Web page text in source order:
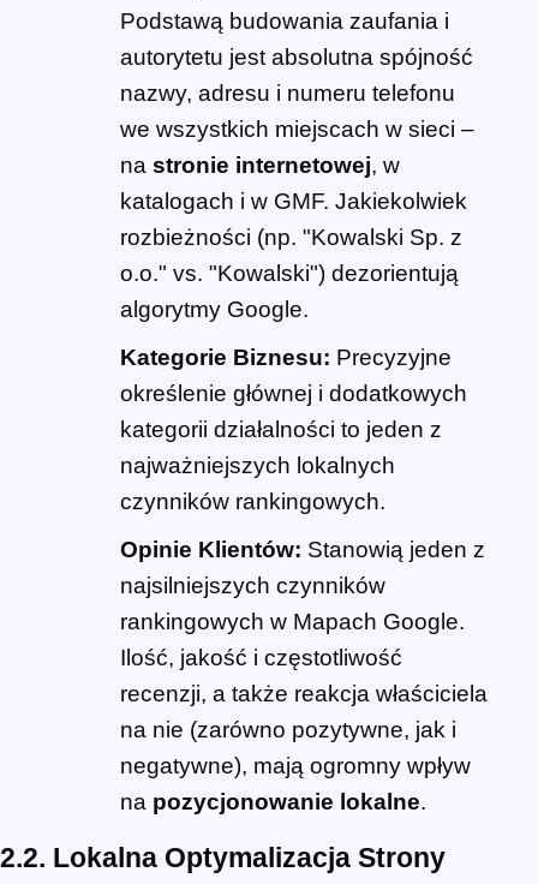
Podstawą budowania zaufania i
autorytetu jest absolutna spójność
nazwy, adresu i numeru telefonu
we wszystkich miejscach w sieci –
na stronie internetowej, w
katalogach i w GMF. Jakiekolwiek
rozbieżności (np. "Kowalski Sp. z
o.o." vs. "Kowalski") dezorientują
algorytmy Google.
Kategorie Biznesu: Precyzyjne
określenie głównej i dodatkowych
kategorii działalności to jeden z
najważniejszych lokalnych
czynników rankingowych.
Opinie Klientów: Stanowią jeden z
najsilniejszych czynników
rankingowych w Mapach Google.
Ilość, jakość i częstotliwość
recenzji, a także reakcja właściciela
na nie (zarówno pozytywne, jak i
negatywne), mają ogromny wpływ
na pozycjonowanie lokalne.
2.2. Lokalna Optymalizacja Strony